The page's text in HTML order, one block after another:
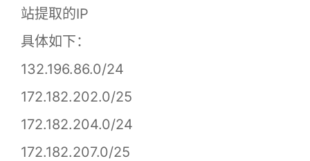
站提取的IP
具体如下：
132.196.86.0/24
172.182.202.0/25
172.182.204.0/24
172.182.207.0/25